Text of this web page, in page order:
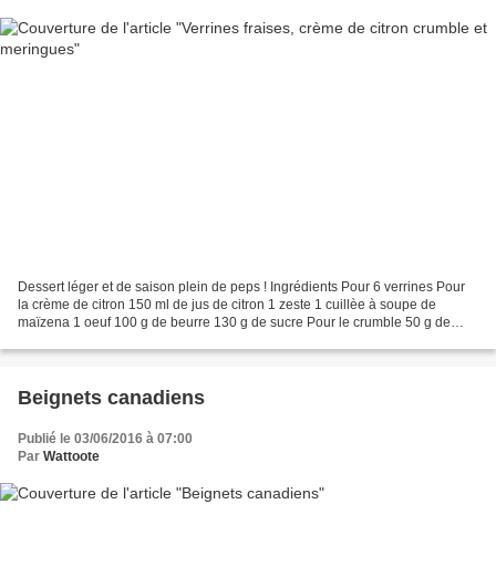
Dessert léger et de saison plein de peps ! Ingrédients Pour 6 verrines Pour
la crème de citron 150 ml de jus de citron 1 zeste 1 cuillèe à soupe de
maïzena 1 oeuf 100 g de beurre 130 g de sucre Pour le crumble 50 g de
Beignets canadiens
Publié le 03/06/2016 à 07:00
Par Wattoote